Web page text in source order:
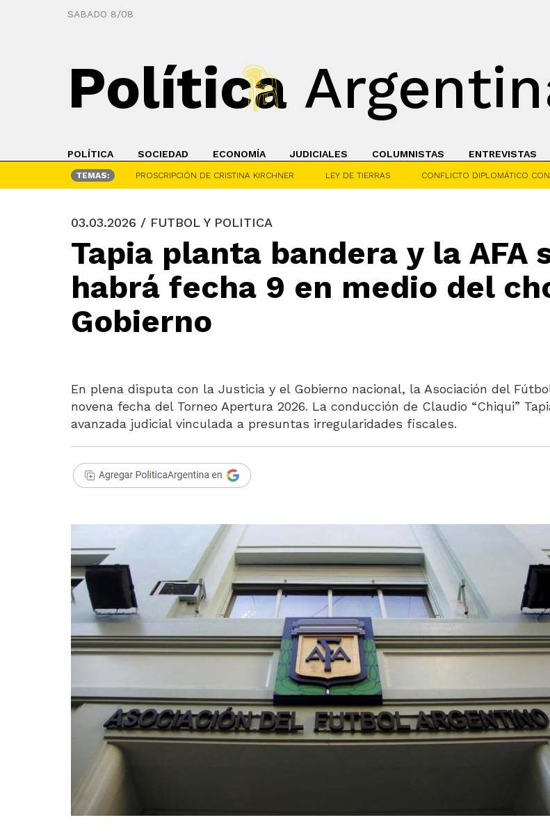
SABADO 8/08
Política
POLÍTICA SOCIEDAD ECONOMÍA JUDICIALES COLUMNISTAS ENTREVISTAS
TEMAS: PROSCRIPCIÓN DE CRISTINA KIRCHNER LEY DE TIERRAS CONFLICTO DIPLOMÁTICO
03.03.2026 / FUTBOL Y POLITICA
Tapia planta bandera y la AFA
habrá fecha 9 en medio del
Gobierno
En plena disputa con la Justicia y el Gobierno nacional, la Asociación del
novena fecha del Torneo Apertura 2026. La conducción de Claudio “Chiqui”
avanzada judicial vinculada a presuntas irregularidades fiscales.